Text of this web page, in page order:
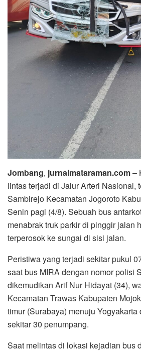
Jombang, jurnalmataraman.com–
lintas terjadi di Jalur Arteri Nasional,
Sambirejo Kecamatan Jogoroto
Senin pagi (4/8). Sebuah bus
menabrak truk parkir di pinggir jalan
terperosok ke sungai di sisi jalan.
Peristiwa yang terjadi sekitar pukul
saat bus MIRA dengan nomor polisi
dikemudikan Arif Nur Hidayat (34),
Kecamatan Trawas Kabupaten
timur (Surabaya) menuju
sekitar 30 penumpang.
Saat melintas di lokasi kejadian bus